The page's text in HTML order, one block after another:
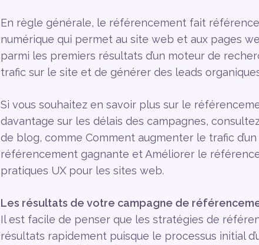
En règle générale, le référencement fait
numérique qui permet au site web et aux pages
parmi les premiers résultats d’un moteur de
trafic sur le site et de générer des leads
Si vous souhaitez en savoir plus sur le
davantage sur les délais des campagnes,
de blog, comme Comment augmenter le trafic
référencement gagnante et Améliorer le
pratiques UX pour les sites web.
Les résultats de votre campagne de
Il est facile de penser que les stratégies de
résultats rapidement puisque le processus initial